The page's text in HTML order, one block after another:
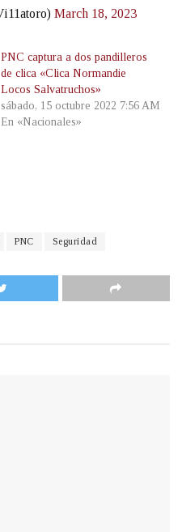
March 18, 2023
PNC captura a dos pandilleros
de clica «Clica Normandie
Locos Salvatruchos»
sábado, 15 octubre 2022 7:56 AM
En «Nacionales»
PNC Seguridad